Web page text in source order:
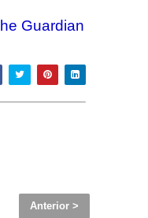
Guardian
Anterior >